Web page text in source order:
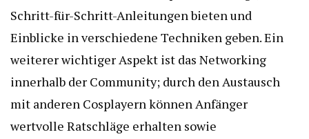
Schritt-für-Schritt-Anleitungen bieten und
Einblicke in verschiedene Techniken geben. Ein
weiterer wichtiger Aspekt ist das Networking
innerhalb der Community; durch den Austausch
mit anderen Cosplayern können Anfänger
wertvolle Ratschläge erhalten sowie